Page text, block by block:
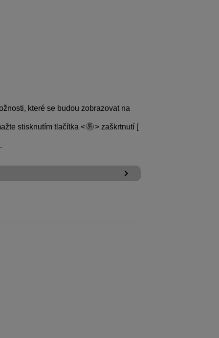
které se budou zobrazovat na
stisknutím tlačítka zaškrtnutí [